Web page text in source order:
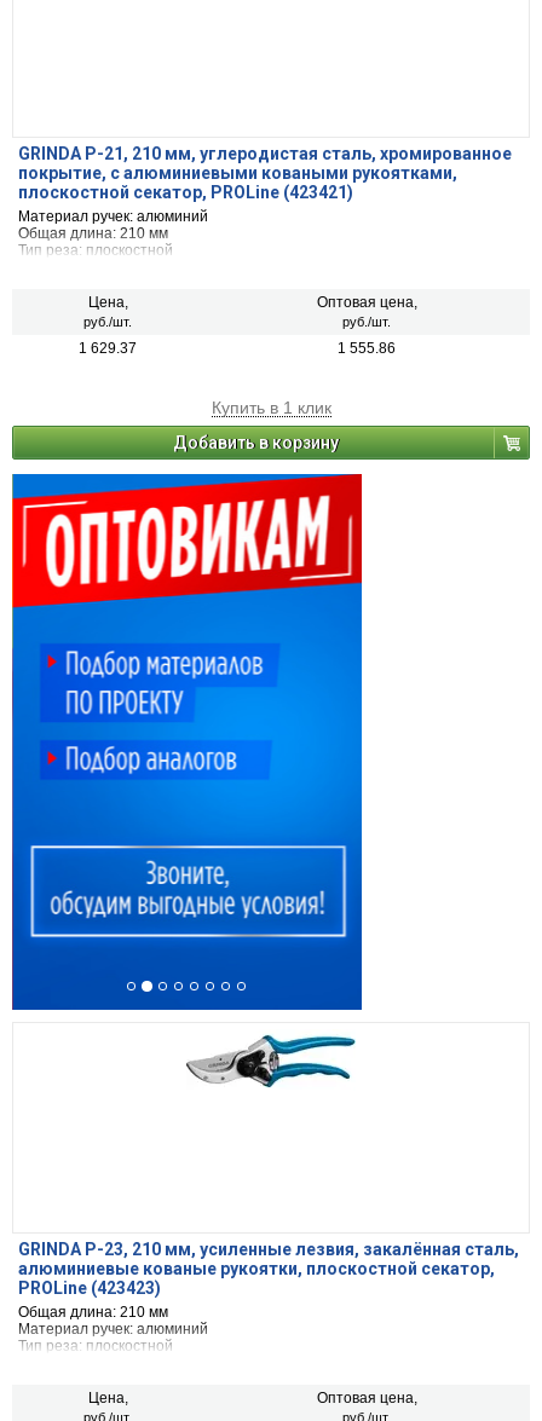
GRINDA P-21, 210 мм, углеродистая сталь, хромированное
покрытие, с алюминиевыми коваными рукоятками,
плоскостной секатор, PROLine (423421)
Материал ручек: алюминий
Общая длина: 210 мм
Тип реза: плоскостной
Цена,
руб./шт.
Оптовая цена,
руб./шт.
1 629.37 1 555.86
Купить в 1 клик
Добавить в корзину
GRINDA P-23, 210 мм, усиленные лезвия, закалённая сталь,
алюминиевые кованые рукоятки, плоскостной секатор,
PROLine (423423)
Общая длина: 210 мм
Материал ручек: алюминий
Тип реза: плоскостной
Цена,
руб./шт.
Оптовая цена,
руб./шт.